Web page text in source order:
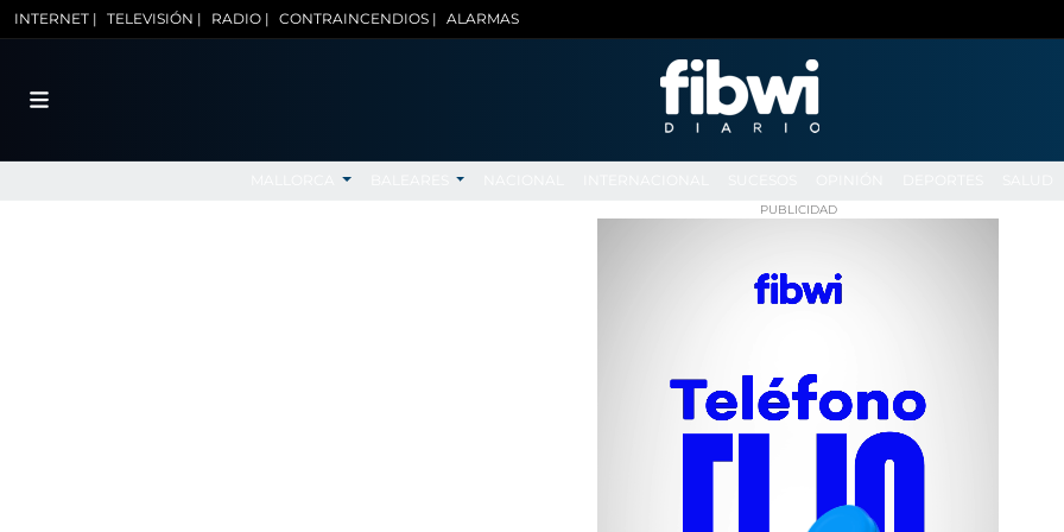
INTERNET | TELEVISIÓN | RADIO | CONTRAINCENDIOS | ALARMAS